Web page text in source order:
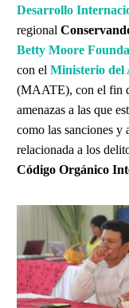
Desarrollo
regional
Betty Moore
con el Ministerio del
(MAATE), con el fin
amenazas a las que
como las sanciones y
relacionada a los
Código Orgánico